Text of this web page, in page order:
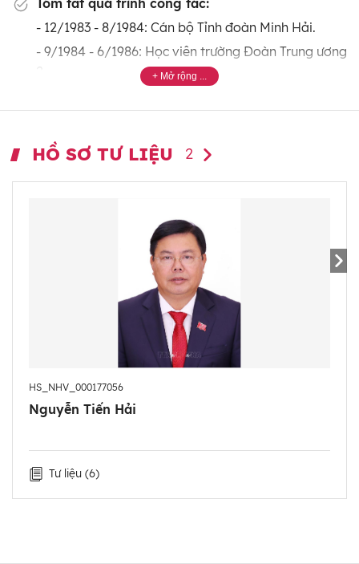
Tóm tắt quá trình công tác:
- 12/1983 - 8/1984: Cán bộ Tỉnh đoàn Minh Hải.
- 9/1984 - 6/1986: Học viên trường Đoàn Trung ương
2.
đoàn; Phó Chủ tịch Hội đồng đội tỉnh; Phó Ban
Thanh niên trường học Tỉnh đoàn Minh Hải.
- 12/1990 - 7/1991: Ủy viên Ban Chấp hành Tỉnh
- 8/1991 - 8/1993: Ủy viên Ban Thường vụ Tỉnh đoàn,
Huyện ủy viên - Bí thư Huyện đoàn U Minh, tỉnh
- 9/1993 - 12/1996: Ủy viên Ban Thường vụ Tỉnh
đoàn, Trưởng Ban Tư tưởng - Văn hóa Tỉnh đoàn
Minh Hải; Hiệu trưởng trường Đoàn.
- 1/1997 - 8/1997: Phó Bí thư Tỉnh đoàn Cà Mau, phụ
- 9/1997 - 8/1998: Phó Bí thư Thường trực Tỉnh đoàn
Cà Mau.
gia Hồ Chí Minh.
HỒ SƠ TƯ LIỆU 2
HS_NHV_000177056
Nguyễn Tiến Hải
Tư liệu (6)